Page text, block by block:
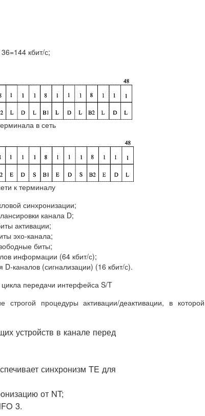
кбит/с;
в сеть
к терминалу
синхронизации;
канала D;
активации;
эхо-канала;
биты;
информации (64 кбит/с);
каналов (сигнализации) (16 кбит/с).
цикла передачи интерфейса S/T
процедуры активации/деактивации, в которой
устройств в канале перед
синхронизм TE для
от NT;
3.